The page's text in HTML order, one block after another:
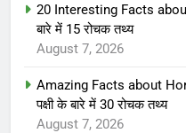
20 Interesting Facts
बारे में 15 रोचक तथ्य
August 7, 2026
Amazing Facts about
पक्षी के बारे में 30 रोचक तथ्य
August 7, 2026